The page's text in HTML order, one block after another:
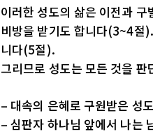
이러한 성도의 삶은 이전과
비방을 받기도 합니다(3~4절
니다(5절).
그리므로 성도는 모든 것을
– 대속의 은혜로 구원받은 성
– 심판자 하나님 앞에서 나는